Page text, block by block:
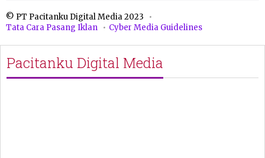
© PT Pacitanku Digital Media 2023
Tata Cara Pasang Iklan
Cyber Media Guidelines
Pacitanku Digital Media